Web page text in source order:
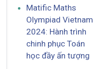
Matific Maths
Olympiad Vietnam
2024: Hành trình
chinh phục Toán
học đầy ấn tượng